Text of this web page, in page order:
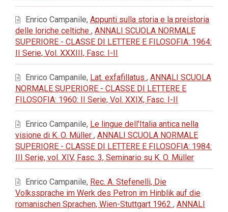
Enrico Campanile, Appunti sulla storia e la preistoria
delle loriche celtiche , ANNALI SCUOLA NORMALE
SUPERIORE - CLASSE DI LETTERE E FILOSOFIA: 1964:
II Serie, Vol. XXXIII, Fasc. I-II
Enrico Campanile, Lat. exfafillatus , ANNALI SCUOLA
NORMALE SUPERIORE - CLASSE DI LETTERE E
FILOSOFIA: 1960: II Serie, Vol. XXIX, Fasc. I-II
Enrico Campanile, Le lingue dell'Italia antica nella
visione di K. O. Müller , ANNALI SCUOLA NORMALE
SUPERIORE - CLASSE DI LETTERE E FILOSOFIA: 1984:
III Serie, vol. XIV, Fasc. 3, Seminario su K. O. Müller
Enrico Campanile, Rec. A. Stefenelli, Die
Volkssprache im Werk des Petron im Hinblik auf die
romanischen Sprachen, Wien-Stuttgart 1962 , ANNALI